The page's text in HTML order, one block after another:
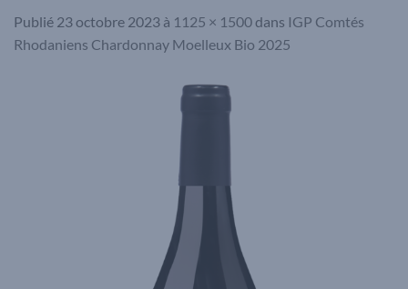
Publié 23 octobre 2023 à 1125 × 1500 dans IGP Comtés
Rhodaniens Chardonnay Moelleux Bio 2025